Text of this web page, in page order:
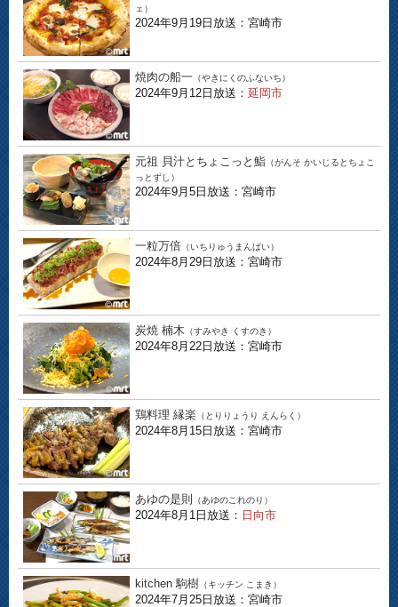
ェ）
2024年9月19日放送：宮崎市
焼肉の船一 （やきにくのふないち）
2024年9月12日放送： 延岡市
元祖 貝汁とちょこっと鮨 （がんそ かいじるとちょこ
っとずし）
2024年9月5日放送：宮崎市
一粒万倍 （いちりゅうまんばい）
2024年8月29日放送：宮崎市
炭焼 楠木 （すみやき くすのき）
2024年8月22日放送：宮崎市
鶏料理 縁楽 （とりりょうり えんらく）
2024年8月15日放送：宮崎市
あゆの是則 （あゆのこれのり）
2024年8月1日放送： 日向市
kitchen 駒樹 （キッチン こまき）
2024年7月25日放送：宮崎市